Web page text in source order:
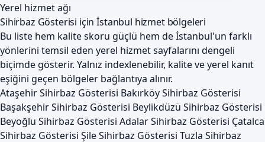
Yerel hizmet ağı
Sihirbaz Gösterisi için İstanbul hizmet bölgeleri
Bu liste hem kalite skoru güçlü hem de İstanbul'un farklı
yönlerini temsil eden yerel hizmet sayfalarını dengeli
biçimde gösterir. Yalnız indexlenebilir, kalite ve yerel kanıt
eşiğini geçen bölgeler bağlantıya alınır.
Ataşehir Sihirbaz Gösterisi Bakırköy Sihirbaz Gösterisi
Başakşehir Sihirbaz Gösterisi Beylikdüzü Sihirbaz Gösterisi
Beyoğlu Sihirbaz Gösterisi Adalar Sihirbaz Gösterisi Çatalca
Sihirbaz Gösterisi Şile Sihirbaz Gösterisi Tuzla Sihirbaz